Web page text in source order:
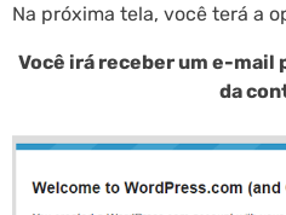
Na próxima tela, você terá a
Você irá receber um e-mail
da